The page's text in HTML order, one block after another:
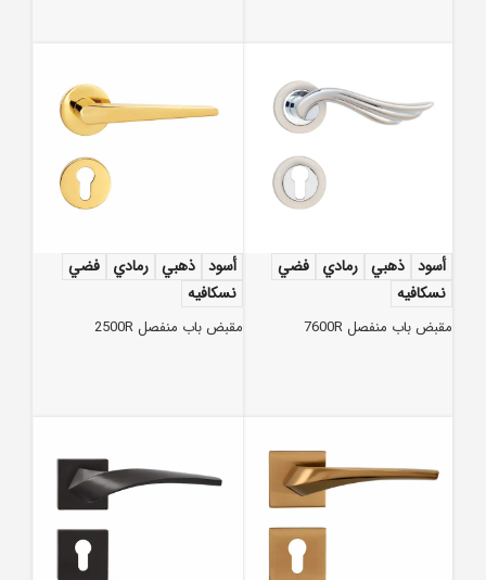
أسود ذهبي رمادي فضي
نسكافيه
مقبض باب منفصل 7600R
أسود ذهبي رمادي
فضي
نسكافيه
مقبض باب منفصل 2500R